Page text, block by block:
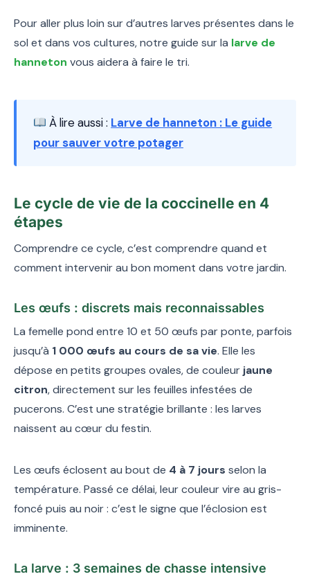
Pour aller plus loin sur d’autres larves présentes dans le
sol et dans vos cultures, notre guide sur la larve de
hanneton vous aidera à faire le tri.
À lire aussi : Larve de hanneton : Le guide
pour sauver votre potager
Le cycle de vie de la coccinelle en 4
étapes
Comprendre ce cycle, c’est comprendre quand et
comment intervenir au bon moment dans votre jardin.
Les œufs : discrets mais reconnaissables
La femelle pond entre 10 et 50 œufs par ponte, parfois
jusqu’à 1 000 œufs au cours de sa vie. Elle les
dépose en petits groupes ovales, de couleur jaune
citron, directement sur les feuilles infestées de
pucerons. C’est une stratégie brillante : les larves
naissent au cœur du festin.
Les œufs éclosent au bout de 4 à 7 jours selon la
température. Passé ce délai, leur couleur vire au gris-
foncé puis au noir : c’est le signe que l’éclosion est
imminente.
La larve : 3 semaines de chasse intensive